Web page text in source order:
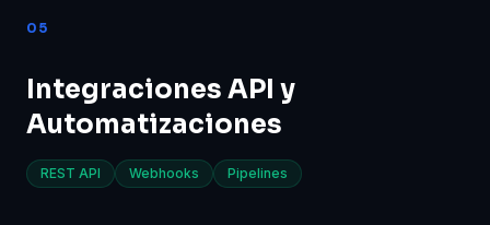
Home
Servicios
Proyectos
05
Integraciones API y
Automatizaciones
REST API Webhooks Pipelines